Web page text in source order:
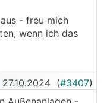
- freu mich
wenn ich das
27.10.2024 (#3407)